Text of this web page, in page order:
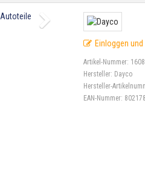
Einloggen
Artikel-Nummer:
Hersteller: Dayco
Hersteller-
EAN-Nummer: